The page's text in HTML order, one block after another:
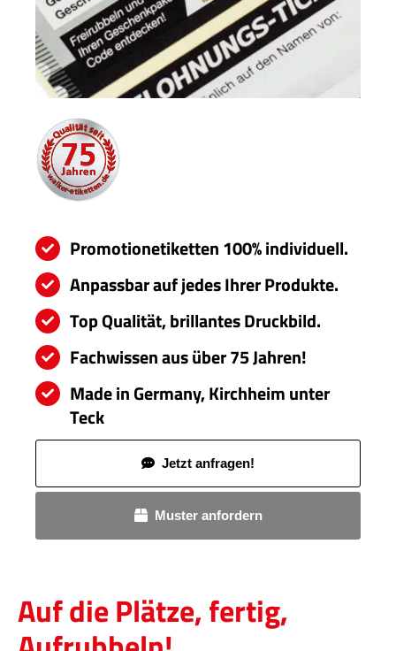
Jobs
Promotionetiketten 100% individuell.
Anpassbar auf jedes Ihrer Produkte.
Top Qualität, brillantes Druckbild.
Fachwissen aus über 75 Jahren!
Made in Germany, Kirchheim unter
Teck
Jetzt anfragen!
Muster anfordern
Auf die Plätze, fertig,